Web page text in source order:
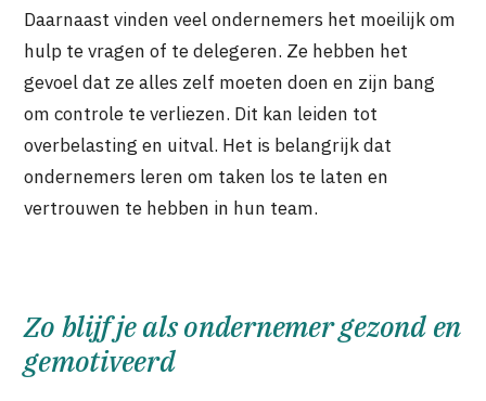
Daarnaast vinden veel ondernemers het moeilijk om
hulp te vragen of te delegeren. Ze hebben het
gevoel dat ze alles zelf moeten doen en zijn bang
om controle te verliezen. Dit kan leiden tot
overbelasting en uitval. Het is belangrijk dat
ondernemers leren om taken los te laten en
vertrouwen te hebben in hun team.
Zo blijf je als ondernemer gezond en
gemotiveerd